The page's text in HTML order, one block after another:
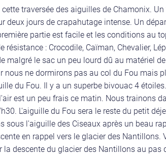
traversée des aiguilles de Chamonix.
deux jours de crapahutage intense. Un
partie est facile et les conditions au
résistance : Crocodile, Caïman, Chevalier,
malgré le sac un peu lourd dû au matériel
nous ne dormirons pas au col du Fou mais
du Fou. Il y a un superbe bivouac 4
est un peu frais ce matin. Nous trainons
L'aiguille du Fou sera le reste du petit
sous l'aiguille des Ciseaux après un beau
en rappel vers le glacier des
la descente du glacier des Nantillons au